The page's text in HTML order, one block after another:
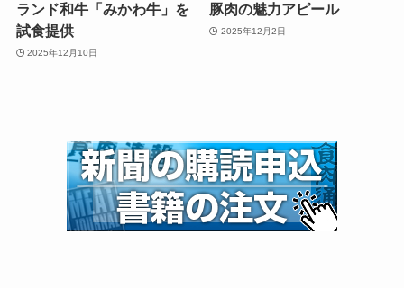
ランド和牛「みかわ牛」を
試食提供
2025年12月10日
豚肉の魅力アピール
2025年12月2日